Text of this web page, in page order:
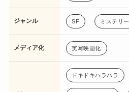
ジャンル SF ミステリー
メディア化 実写映画化
ドキドキハラハラ